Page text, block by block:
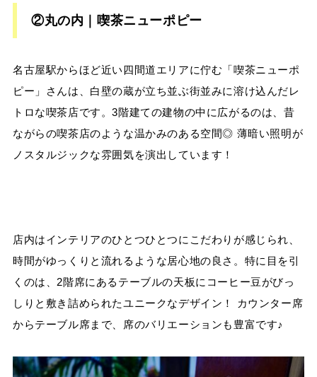
②丸の内｜喫茶ニューポピー
名古屋駅からほど近い四間道エリアに佇む「喫茶ニューポ
ピー」さんは、白壁の蔵が立ち並ぶ街並みに溶け込んだレ
トロな喫茶店です。3階建ての建物の中に広がるのは、昔
ながらの喫茶店のような温かみのある空間◎ 薄暗い照明が
ノスタルジックな雰囲気を演出しています！
店内はインテリアのひとつひとつにこだわりが感じられ、
時間がゆっくりと流れるような居心地の良さ。特に目を引
くのは、2階席にあるテーブルの天板にコーヒー豆がびっ
しりと敷き詰められたユニークなデザイン！ カウンター席
からテーブル席まで、席のバリエーションも豊富です♪